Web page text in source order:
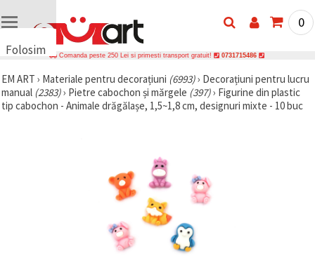
Folosim
uri
🍪 Folosim
cookie-uri
0
Comanda peste 250 Lei si primesti transport gratuit! 0731715486
EM ART › Materiale pentru decorațiuni (6993)› Decorațiuni pentru lucru
manual (2383)› Pietre cabochon și mărgele (397)› Figurine din plastic
tip cabochon - Animale drăgălașe, 1,5~1,8 cm, designuri mixte - 10 buc